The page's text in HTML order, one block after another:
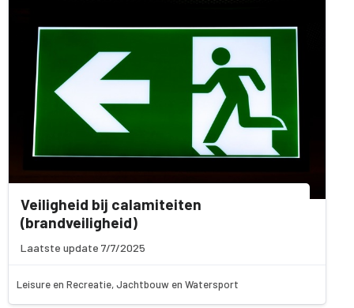
Veiligheid bij calamiteiten
(brandveiligheid)
Laatste update 7/7/2025
Leisure en Recreatie, Jachtbouw en Watersport